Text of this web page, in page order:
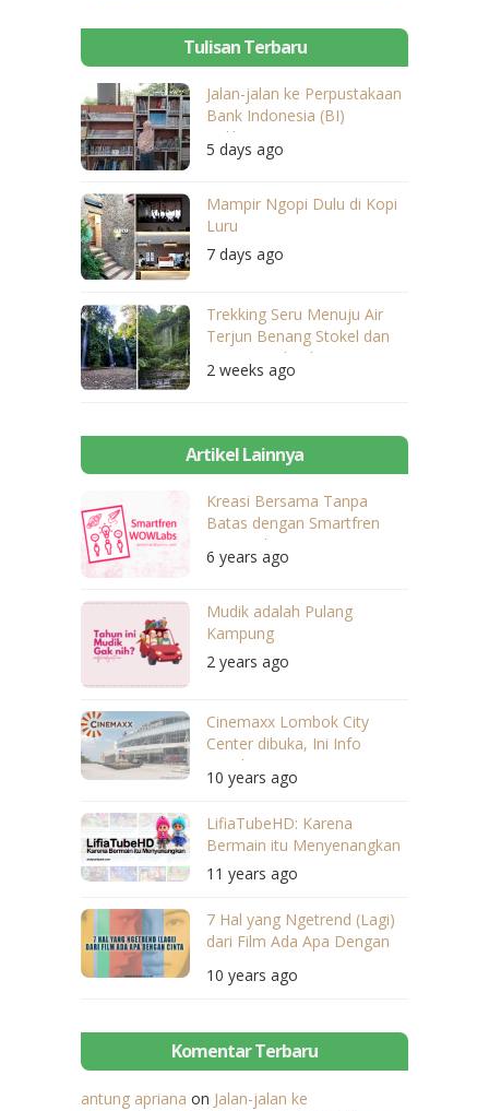
Tulisan Terbaru
Jalan-jalan ke Perpustakaan
Bank Indonesia (BI)
Balikpapan
5 days ago
Mampir Ngopi Dulu di Kopi
Luru
7 days ago
Trekking Seru Menuju Air
Terjun Benang Stokel dan
Benang Kelambu
2 weeks ago
Artikel Lainnya
Kreasi Bersama Tanpa
Batas dengan Smartfren
WOWLabs
6 years ago
Mudik adalah Pulang
Kampung
2 years ago
Cinemaxx Lombok City
Center dibuka, Ini Info
Lengkapnya
10 years ago
LifiaTubeHD: Karena
Bermain itu Menyenangkan
11 years ago
7 Hal yang Ngetrend (Lagi)
dari Film Ada Apa Dengan
10 years ago
Komentar Terbaru
antung apriana on Jalan-jalan ke